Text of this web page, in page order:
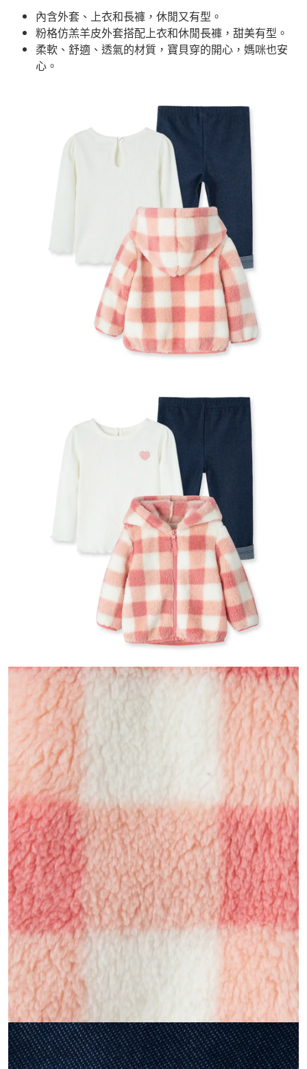
內含外套、上衣和長褲，休閒又有型。
粉格仿羔羊皮外套搭配上衣和休閒長褲，甜美有型。
柔軟、舒適、透氣的材質，寶貝穿的開心，媽咪也安
心。